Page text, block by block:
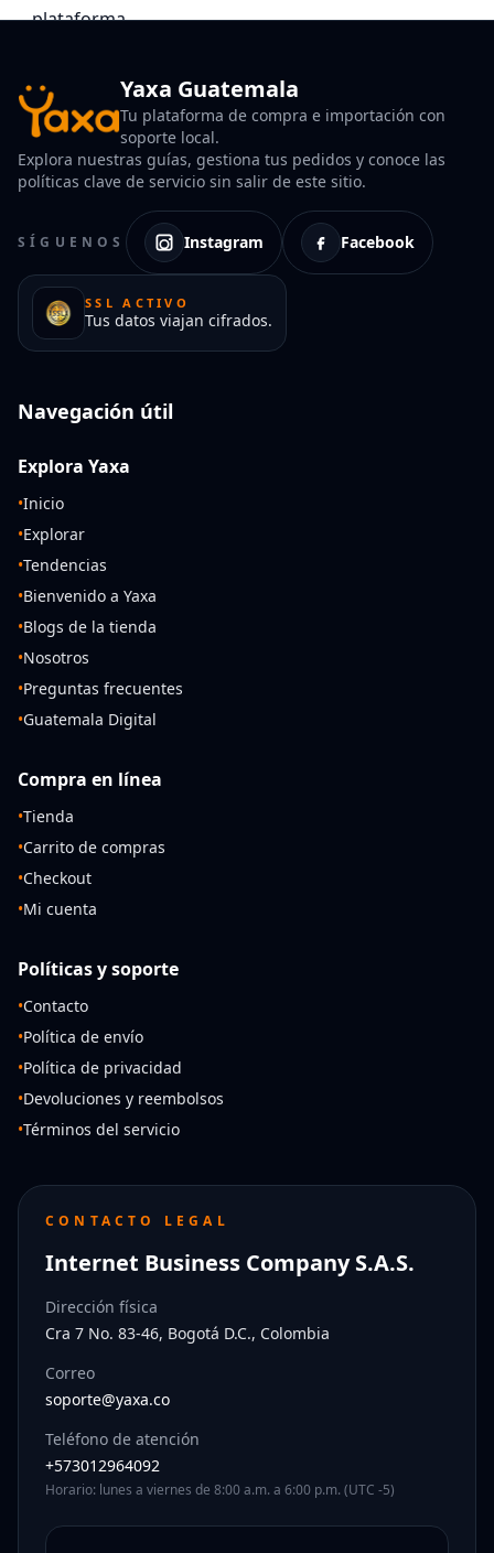
Yaxa Guatemala
Tu plataforma de compra e importación con
soporte local.
Explora nuestras guías, gestiona tus pedidos y conoce las
políticas clave de servicio sin salir de este sitio.
SÍGUENOS Instagram Facebook
SSL ACTIVO
Tus datos viajan cifrados.
Navegación útil
Explora Yaxa
•Inicio
•Explorar
•Tendencias
•Bienvenido a Yaxa
•Blogs de la tienda
•Nosotros
•Preguntas frecuentes
•Guatemala Digital
Compra en línea
•Tienda
•Carrito de compras
•Checkout
•Mi cuenta
Políticas y soporte
•Contacto
•Política de envío
•Política de privacidad
•Devoluciones y reembolsos
•Términos del servicio
CONTACTO LEGAL
Internet Business Company S.A.S.
Dirección física
Cra 7 No. 83-46, Bogotá D.C., Colombia
Correo
soporte@yaxa.co
Teléfono de atención
+573012964092
Horario: lunes a viernes de 8:00 a.m. a 6:00 p.m. (UTC -5)